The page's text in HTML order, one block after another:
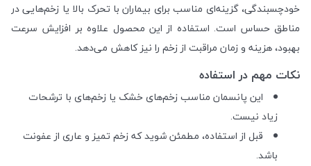
خودچسبندگی، گزینه‌ای مناسب برای بیماران با تحرک بالا یا زخم‌هایی در
مناطق حساس است. استفاده از این محصول علاوه بر افزایش سرعت
بهبود، هزینه و زمان مراقبت از زخم را نیز کاهش می‌دهد.
نکات مهم در استفاده
این پانسمان مناسب زخم‌های خشک یا زخم‌های با ترشحات
زیاد نیست.
قبل از استفاده، مطمئن شوید که زخم تمیز و عاری از عفونت
باشد.